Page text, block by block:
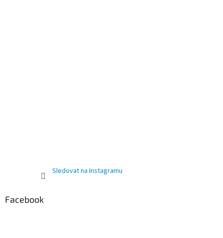
Sledovat na Instagramu
Facebook